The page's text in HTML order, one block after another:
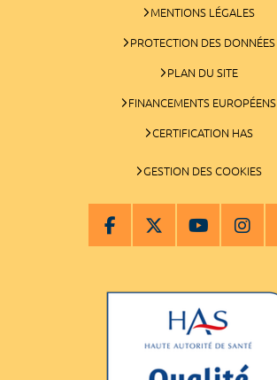
MENTIONS LÉGALES
PROTECTION DES DONNÉES
PLAN DU SITE
FINANCEMENTS EUROPÉENS
CERTIFICATION HAS
GESTION DES COOKIES